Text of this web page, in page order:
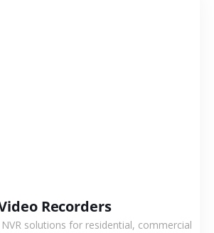
Recorders
NVR solutions for residential, commercial